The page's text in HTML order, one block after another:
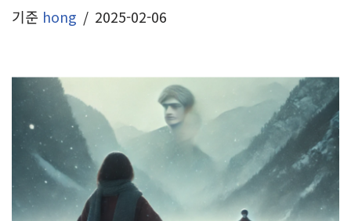
기준 hong 2025-02-06